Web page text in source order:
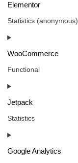
Elementor
Statistics (anonymous)
WooCommerce
Functional
Jetpack
Statistics
Google Analytics